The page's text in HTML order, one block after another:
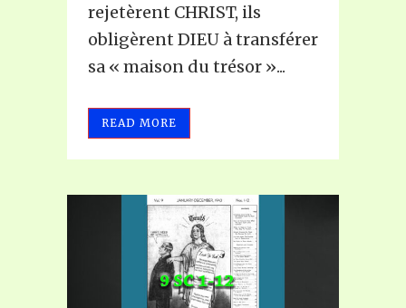
rejetèrent CHRIST, ils
obligèrent DIEU à transférer
sa « maison du trésor »...
READ MORE